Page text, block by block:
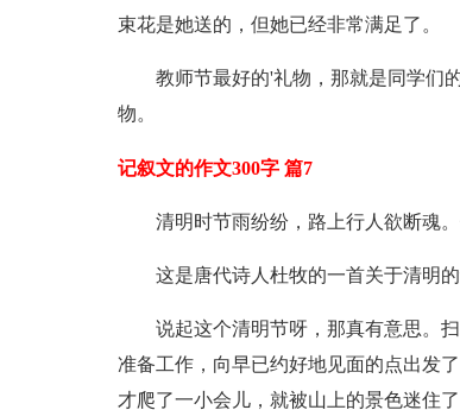
束花是她送的，但她已经非常满足了。
教师节最好的'礼物，那就是同学们
物。
记叙文的作文300字 篇7
清明时节雨纷纷，路上行人欲断魂
这是唐代诗人杜牧的一首关于清明
说起这个清明节呀，那真有意思。
准备工作，向早已约好地见面的点出发
才爬了一小会儿，就被山上的景色迷住